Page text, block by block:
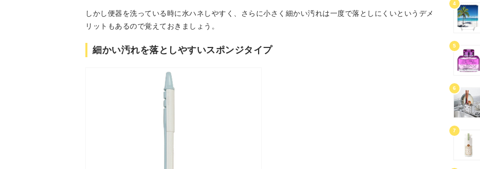
しかし便器を洗っている時に水ハネしやすく、さらに小さく細かい汚れは一度で落としにくいというデメ
リットもあるので覚えておきましょう。
細かい汚れを落としやすいスポンジタイプ
4
5
6
7